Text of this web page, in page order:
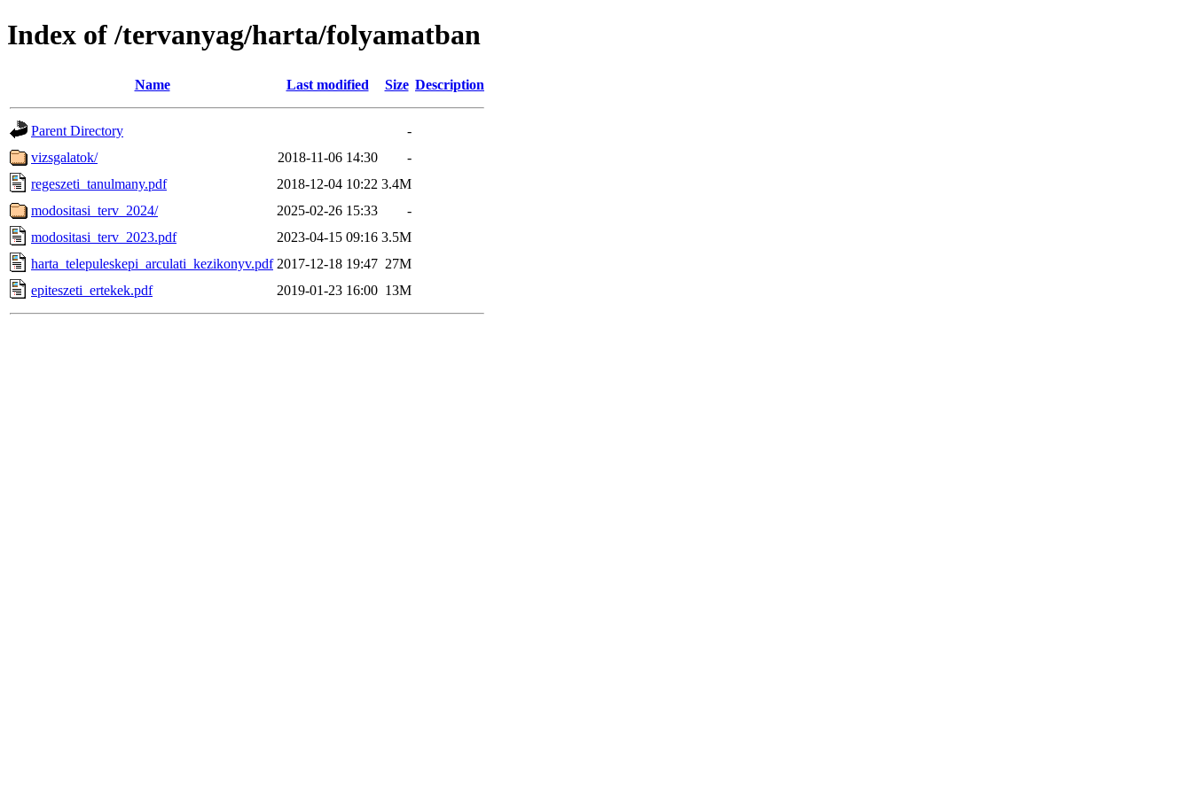
Index of /tervanyag/harta/folyamatban
Name Last modified Size Description
Parent Directory
-
vizsgalatok/
2018-11-06 14:30
-
regeszeti_tanulmany.pdf
2018-12-04 10:22 3.4M
modositasi_terv_2024/
2025-02-26 15:33
-
modositasi_terv_2023.pdf
2023-04-15 09:16 3.5M
harta_telepuleskepi_arculati_kezikonyv.pdf 2017-12-18 19:47 27M
epiteszeti_ertekek.pdf
2019-01-23 16:00 13M